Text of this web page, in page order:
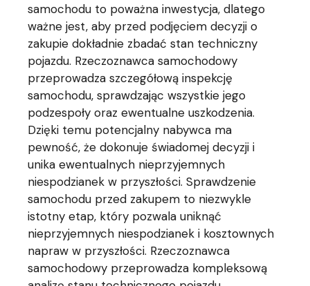
samochodu to poważna inwestycja, dlatego
ważne jest, aby przed podjęciem decyzji o
zakupie dokładnie zbadać stan techniczny
pojazdu. Rzeczoznawca samochodowy
przeprowadza szczegółową inspekcję
samochodu, sprawdzając wszystkie jego
podzespoły oraz ewentualne uszkodzenia.
Dzięki temu potencjalny nabywca ma
pewność, że dokonuje świadomej decyzji i
unika ewentualnych nieprzyjemnych
niespodzianek w przyszłości. Sprawdzenie
samochodu przed zakupem to niezwykle
istotny etap, który pozwala uniknąć
nieprzyjemnych niespodzianek i kosztownych
napraw w przyszłości. Rzeczoznawca
samochodowy przeprowadza kompleksową